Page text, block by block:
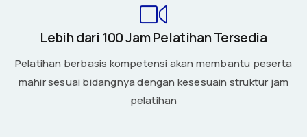
Lebih dari 100 Jam Pelatihan Tersedia
Pelatihan berbasis kompetensi akan membantu peserta
mahir sesuai bidangnya dengan kesesuain struktur jam
pelatihan